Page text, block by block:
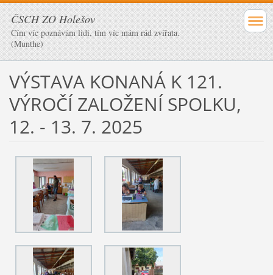
ČSCH ZO Holešov
Čím víc poznávám lidi, tím víc mám rád zvířata.
(Munthe)
VÝSTAVA KONANÁ K 121.
VÝROČÍ ZALOŽENÍ SPOLKU,
12. - 13. 7. 2025